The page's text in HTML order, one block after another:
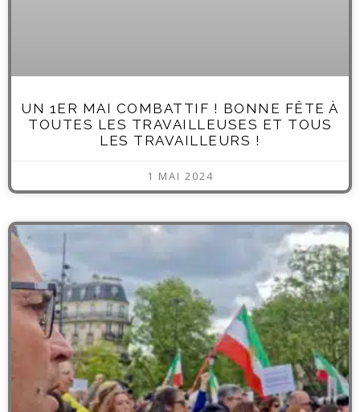
UN 1ER MAI COMBATTIF ! BONNE FÊTE À
TOUTES LES TRAVAILLEUSES ET TOUS
LES TRAVAILLEURS !
1 MAI 2024